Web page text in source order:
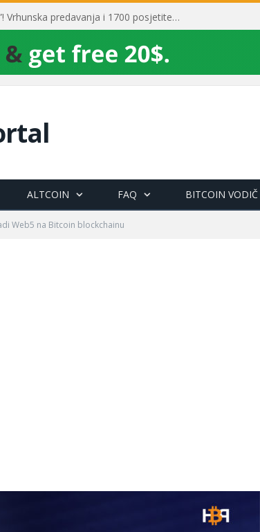
Toni Milun postao “milijarder”! Vrhunska predavanja i 1700 posjetitelja obilježili su mjesec financijske pismenosti
ALTCOIN FAQ BITCOIN VODIČ
Web5 na Bitcoin blockchainu